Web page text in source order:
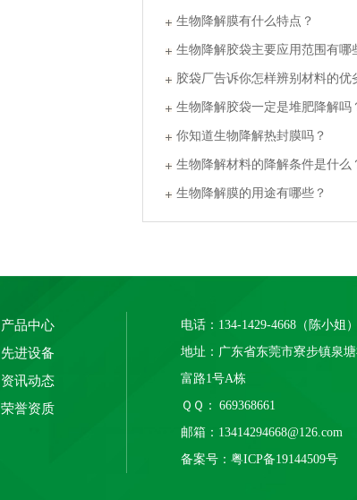
生物降解膜有什么特点？
生物降解胶袋主要应用范围有哪
胶袋厂告诉你怎样辨别材料的优
生物降解胶袋一定是堆肥降解吗
你知道生物降解热封膜吗？
生物降解材料的降解条件是什么
生物降解膜的用途有哪些？
产品中心
先进设备
资讯动态
荣誉资质
电话：134-1429-4668（陈小姐）
地址：广东省东莞市寮步镇泉
富路1号A栋
ＱＱ： 669368661
邮箱：13414294668@126.com
备案号： 粤ICP备19144509号